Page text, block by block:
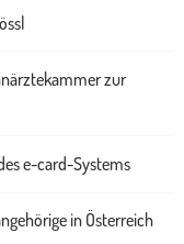
zur
e-card-Systems
in Österreich